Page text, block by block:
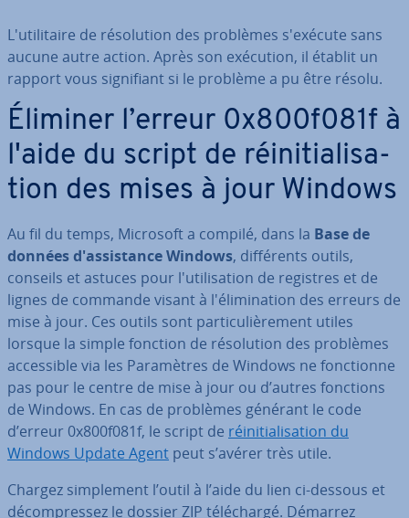
L'uti­li­taire de ré­so­lu­tion des problèmes s'exécute sans
aucune autre action. Après son exécution, il établit un
rapport vous sig­ni­fiant si le problème a pu être résolu.
Éliminer l’erreur 0x800f081f à
l'aide du script de réi­ni­tia­li­sa­
tion des mises à jour Windows
Au fil du temps, Microsoft a compilé, dans la Base de
données d'as­sis­tance Windows, dif­fé­rents outils,
conseils et astuces pour l'uti­li­sa­tion de registres et de
lignes de commande visant à l'éli­mi­na­tion des erreurs de
mise à jour. Ces outils sont par­ti­cu­liè­re­ment utiles
lorsque la simple fonction de ré­so­lu­tion des problèmes
ac­ces­sible via les Pa­ra­mètres de Windows ne fonc­tionne
pas pour le centre de mise à jour ou d’autres fonctions
de Windows. En cas de problèmes générant le code
d’erreur 0x800f081f, le script de réi­ni­tia­li­sa­tion du
Windows Update Agent peut s’avérer très utile.
Chargez sim­ple­ment l’outil à l’aide du lien ci-dessous et
dé­com­pres­sez le dossier ZIP té­lé­chargé. Démarrez